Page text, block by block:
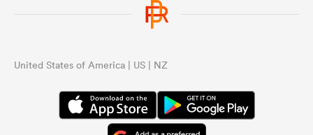
United States of America | US | NZ